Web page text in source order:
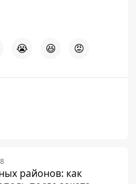
😭 😆 😡
районов: как